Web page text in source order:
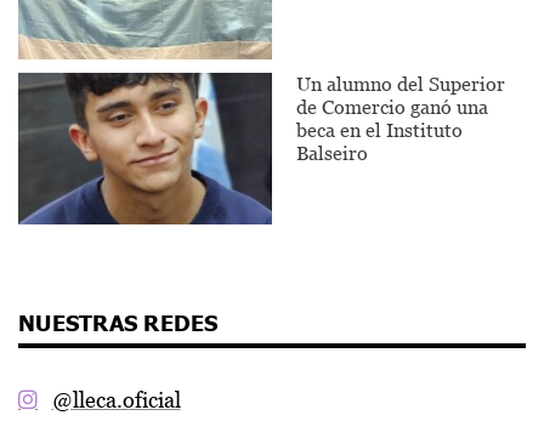
Un alumno del Superior
de Comercio ganó una
beca en el Instituto
Balseiro
NUESTRAS REDES
@lleca.oficial